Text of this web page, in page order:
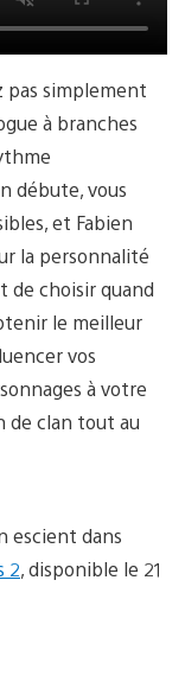
pas simplement
à branches
débute, vous
et Fabien
la personnalité
choisir quand
le meilleur
vos
à votre
de clan tout au
escient dans
2, disponible le 21